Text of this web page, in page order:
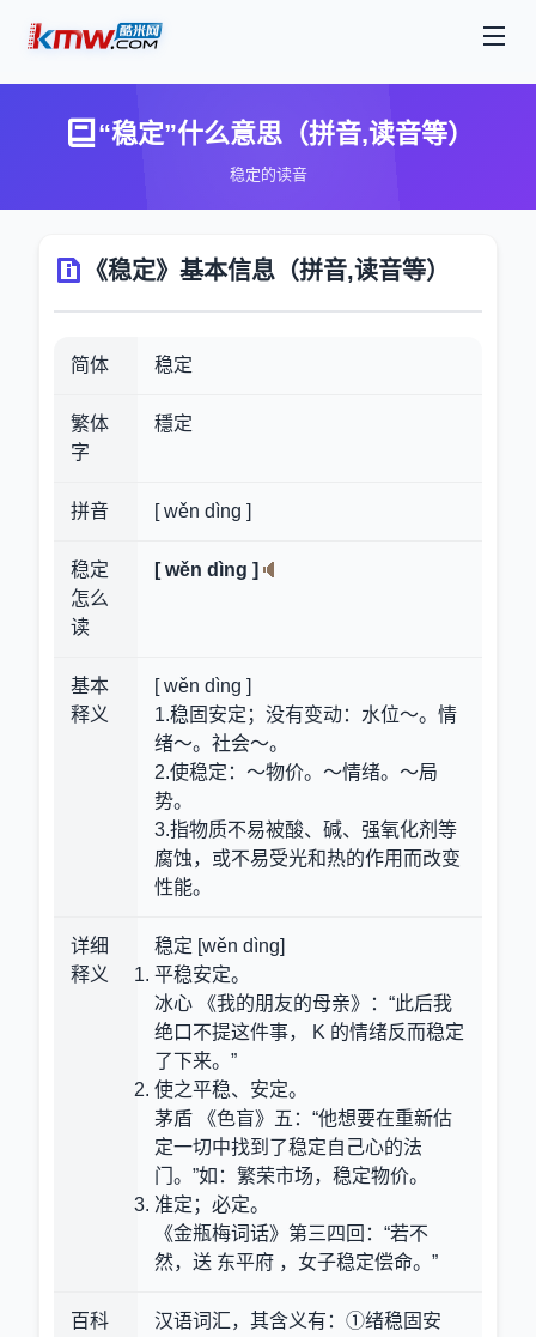
“稳定”什么意思（拼音,读音等）
稳定的读音
《稳定》基本信息（拼音,读音等）
简体 稳定
繁体
字
穩定
拼音 [ wěn dìng ]
稳定
怎么
读
[ wěn dìng ]
基本
释义
[ wěn dìng ]
1.稳固安定；没有变动：水位～。情
绪～。社会～。
2.使稳定：～物价。～情绪。～局
势。
3.指物质不易被酸、碱、强氧化剂等
腐蚀，或不易受光和热的作用而改变
性能。
详细
释义
稳定 [wěn dìng]
平稳安定。
冰心 《我的朋友的母亲》：“此后我
绝口不提这件事， K 的情绪反而稳定
了下来。”
使之平稳、安定。
茅盾 《色盲》五：“他想要在重新估
定一切中找到了稳定自己心的法
门。”如：繁荣市场，稳定物价。
准定；必定。
《金瓶梅词话》第三四回：“若不
然，送 东平府 ，女子稳定偿命。”
百科
汉语词汇，其含义有：①绪稳固安